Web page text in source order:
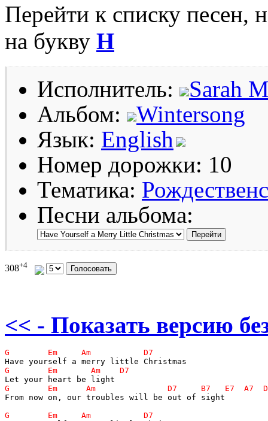
Перейти к списку песен,
на букву H
Исполнитель:
Sarah
Альбом:
Wintersong
Язык: English
Номер дорожки: 10
Тематика:
Песни альбома:
308+4
<< - Показать версию
From now on, our troubles will be out of sight